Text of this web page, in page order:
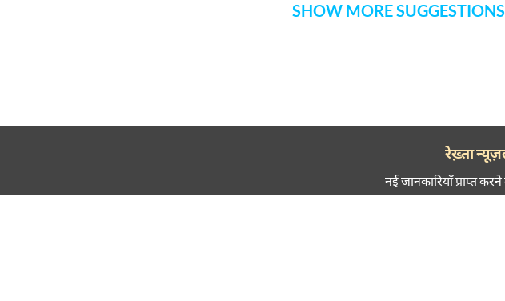
SHOW MORE SUGGESTIONS
SHARE YOUR VIEWS